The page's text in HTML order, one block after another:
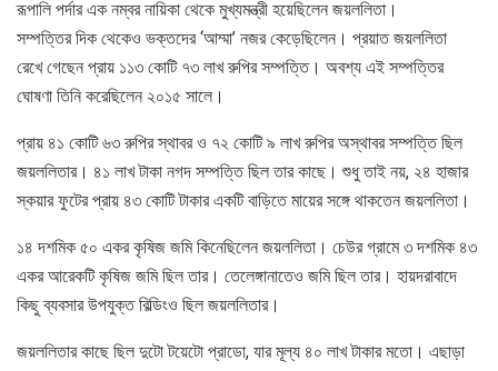
রূপালি পর্দার এক নম্বর নায়িকা থেকে মুখ্যমন্ত্রী হয়েছিলেন জয়ললিতা।
সম্পত্তির দিক থেকেও ভক্তদের ‘আম্মা’ নজর কেড়েছিলেন। প্রয়াত জয়ললিতা
রেখে গেছেন প্রায় ১১৩ কোটি ৭৩ লাখ রুপির সম্পত্তি। অবশ্য এই সম্পত্তির
ঘোষণা তিনি করেছিলেন ২০১৫ সালে।
প্রায় ৪১ কোটি ৬৩ রুপির স্থাবর ও ৭২ কোটি ৯ লাখ রুপির অস্থাবর সম্পত্তি ছিল
জয়ললিতার। ৪১ লাখ টাকা নগদ সম্পত্তি ছিল তার কাছে। শুধু তাই নয়, ২৪ হাজার
স্কয়ার ফুটের প্রায় ৪৩ কোটি টাকার একটি বাড়িতে মায়ের সঙ্গে থাকতেন জয়ললিতা।
১৪ দশমিক ৫০ একর কৃষিজ জমি কিনেছিলেন জয়ললিতা। চেউর গ্রামে ৩ দশমিক ৪৩
একর আরেকটি কৃষিজ জমি ছিল তার। তেলেঙ্গানাতেও জমি ছিল তার। হায়দরাবাদে
কিছু ব্যবসার উপযুক্ত বিল্ডিংও ছিল জয়ললিতার।
জয়ললিতার কাছে ছিল দুটো টয়েটো প্রাডো, যার মূল্য ৪০ লাখ টাকার মতো। এছাড়া